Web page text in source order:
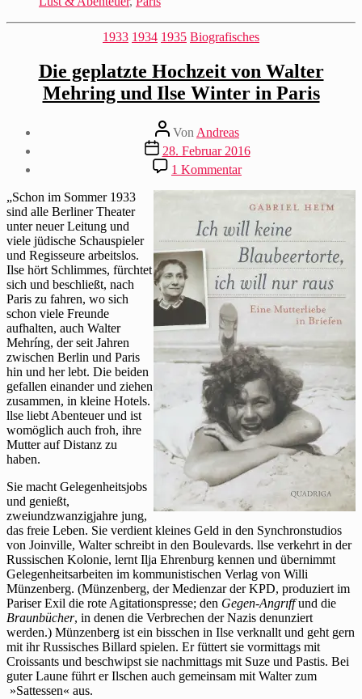
Kategorien
1933 1934 1935 Biografisches
Die geplatzte Hochzeit von Walter
Mehring und Ilse Winter in Paris
Beitragsautor
Von Andreas
Beitragsdatum
28. Februar 2016
1 Kommentarzu
Die
geplatzte
Hochzeit
von
Walter
Mehring
und
Ilse
Winter
„Schon im Sommer 1933
sind alle Berliner Theater
unter neuer Leitung und
viele jüdische Schauspieler
und Regisseure arbeitslos.
Ilse hört Schlimmes, fürchtet
sich und beschließt, nach
Paris zu fahren, wo sich
schon viele Freunde
aufhalten, auch Walter
Mehríng, der seit Jahren
zwischen Berlin und Paris
hin und her lebt. Die beiden
gefallen einander und ziehen
zusammen, in kleine Hotels.
llse liebt Abenteuer und ist
womöglich auch froh, ihre
Mutter auf Distanz zu
haben.
Sie macht Gelegenheitsjobs
und genießt,
zweiundzwanzigjahre jung,
das freie Leben. Sie verdient kleines Geld in den Synchronstudios
von Joinville, Walter schreibt in den Boulevards. llse verkehrt in der
Russischen Kolonie, lernt Ilja Ehrenburg kennen und übernimmt
Gelegenheitsarbeiten im kommunistischen Verlag von Willi
Münzenberg. (Münzenberg, der Medienzar der KPD, produziert im
Pariser Exil die rote Agitationspresse; den Gegen-Angrıffund die
Braunbücher, in denen die Verbrechen der Nazis denunziert
werden.) Münzenberg ist ein bisschen in Ilse verknallt und geht gern
mit ihr Russisches Billard spielen. Er füttert sie vormittags mit
Croissants und beschwipst sie nachmittags mit Suze und Pastis. Bei
guter Laune führt er Ilschen auch gemeinsam mit Walter zum
»Sattessen« aus.